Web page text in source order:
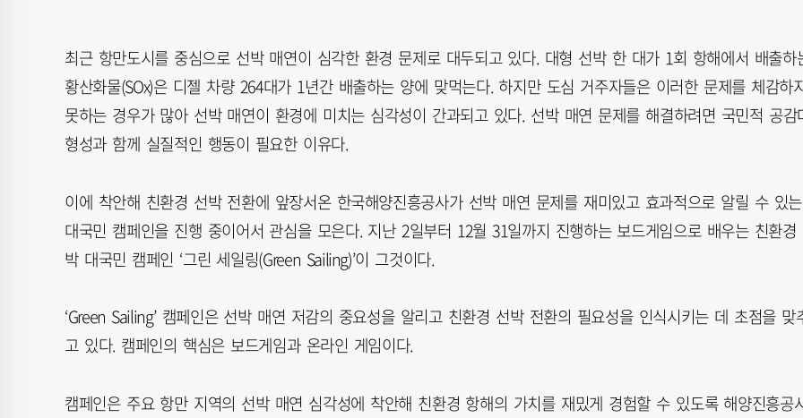
최근 항만도시를 중심으로 선박 매연이 심각한 환경 문제로 대두되고 있다. 대형 선박 한 대가 1회 항해에서 배출하
황산화물(SOx)은 디젤 차량 264대가 1년간 배출하는 양에 맞먹는다. 하지만 도심 거주자들은 이러한 문제를 체감하
못하는 경우가 많아 선박 매연이 환경에 미치는 심각성이 간과되고 있다. 선박 매연 문제를 해결하려면 국민적 공감
형성과 함께 실질적인 행동이 필요한 이유다.
이에 착안해 친환경 선박 전환에 앞장서온 한국해양진흥공사가 선박 매연 문제를 재미있고 효과적으로 알릴 수 있는
대국민 캠페인을 진행 중이어서 관심을 모은다. 지난 2일부터 12월 31일까지 진행하는 보드게임으로 배우는 친환경
박 대국민 캠페인 ‘그린 세일링(Green Sailing)’이 그것이다.
‘Green Sailing’ 캠페인은 선박 매연 저감의 중요성을 알리고 친환경 선박 전환의 필요성을 인식시키는 데 초점을 맞
고 있다. 캠페인의 핵심은 보드게임과 온라인 게임이다.
캠페인은 주요 항만 지역의 선박 매연 심각성에 착안해 친환경 항해의 가치를 재밌게 경험할 수 있도록 해양진흥공